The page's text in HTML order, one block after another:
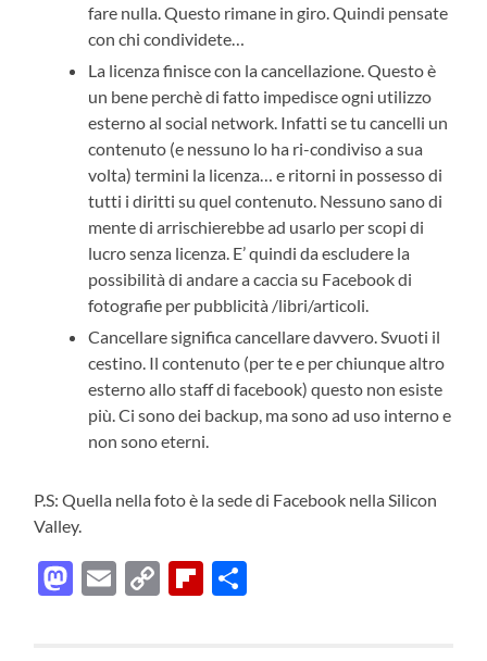
fare nulla. Questo rimane in giro. Quindi pensate
con chi condividete…
La licenza finisce con la cancellazione. Questo è
un bene perchè di fatto impedisce ogni utilizzo
esterno al social network. Infatti se tu cancelli un
contenuto (e nessuno lo ha ri-condiviso a sua
volta) termini la licenza… e ritorni in possesso di
tutti i diritti su quel contenuto. Nessuno sano di
mente di arrischierebbe ad usarlo per scopi di
lucro senza licenza. E’ quindi da escludere la
possibilità di andare a caccia su Facebook di
fotografie per pubblicità /libri/articoli.
Cancellare significa cancellare davvero. Svuoti il
cestino. Il contenuto (per te e per chiunque altro
esterno allo staff di facebook) questo non esiste
più. Ci sono dei backup, ma sono ad uso interno e
non sono eterni.
P.S: Quella nella foto è la sede di Facebook nella Silicon
Valley.
Mastodon
EmailCopyFlipboard